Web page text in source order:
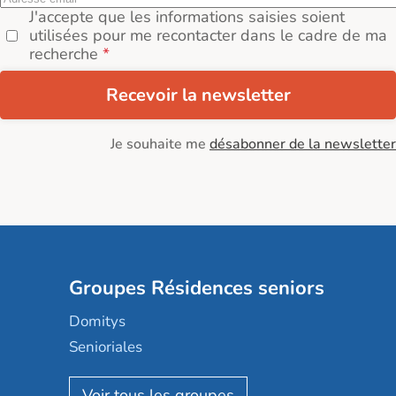
J'accepte que les informations saisies soient
utilisées pour me recontacter dans le cadre de ma
recherche
Recevoir la newsletter
Je souhaite me désabonner de la newsletter
Groupes Résidences seniors
Domitys
Senioriales
Nohée